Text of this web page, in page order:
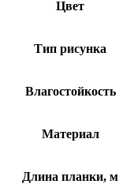
Цвет
Тип рисунка
Влагостойкость
Материал
Длина планки, м